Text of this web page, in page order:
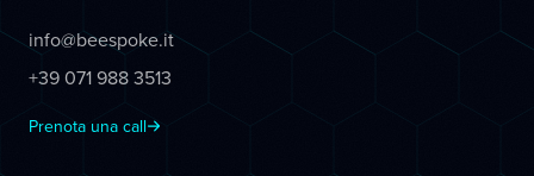
info@beespoke.it
+39 071 988 3513
Prenota una call